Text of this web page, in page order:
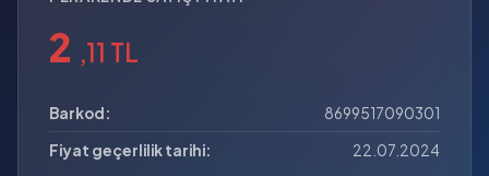
2 ,11 TL
Barkod:
8699517090301
Fiyat geçerlilik tarihi:
22.07.2024